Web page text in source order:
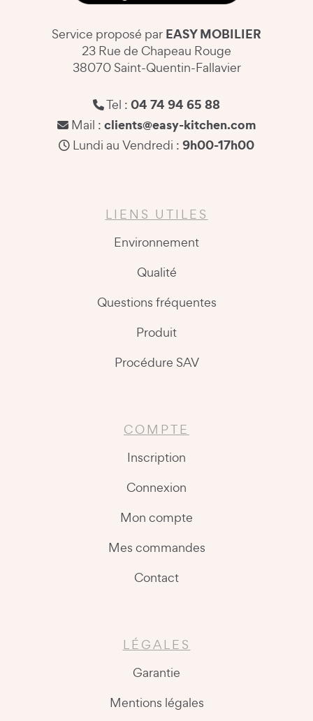
Service proposé par EASY MOBILIER
23 Rue de Chapeau Rouge
38070 Saint-Quentin-Fallavier
Tel : 04 74 94 65 88
Mail : clients@easy-kitchen.com
Lundi au Vendredi : 9h00-17h00
LIENS UTILES
Environnement
Qualité
Questions fréquentes
Produit
Procédure SAV
COMPTE
Inscription
Connexion
Mon compte
Mes commandes
Contact
LÉGALES
Garantie
Mentions légales